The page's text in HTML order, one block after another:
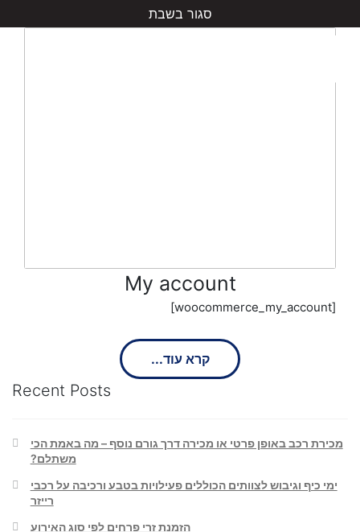
סגור בשבת
My account
[woocommerce_my_account]
קרא עוד...
Recent Posts
מכירת רכב באופן פרטי או מכירה דרך גורם נוסף – מה באמת הכי
משתלם?
ימי כיף וגיבוש לצוותים הכוללים פעילויות בטבע ורכיבה על רכבי
רייזר
הזמנת זרי פרחים לפי סוג האירוע